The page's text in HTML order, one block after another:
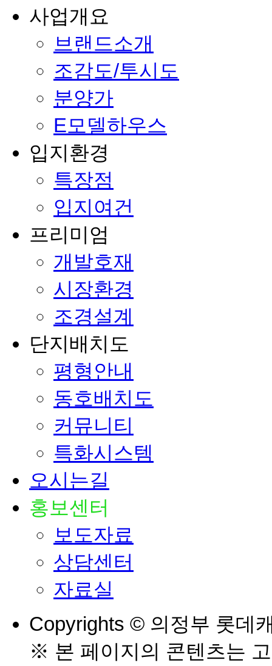
사업개요
브랜드소개
조감도/투시도
분양가
E모델하우스
입지환경
특장점
입지여건
프리미엄
개발호재
시장환경
조경설계
단지배치도
평형안내
동호배치도
커뮤니티
특화시스템
오시는길
홍보센터
보도자료
상담센터
자료실
Copyrights © 의정부 롯데
※ 본 페이지의 콘텐츠는